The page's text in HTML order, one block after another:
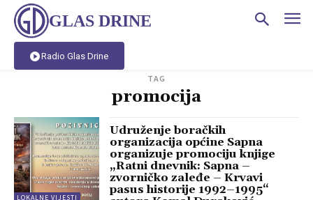
GLAS DRINE
Radio Glas Drine
TAG
promocija
LOKALNE VIJESTI
Udruženje boračkih
organizacija općine Sapna
organizuje promociju knjige
„Ratni dnevnik: Sapna –
zvorničko zaleđe – Krvavi
pasus historije 1992–1995“